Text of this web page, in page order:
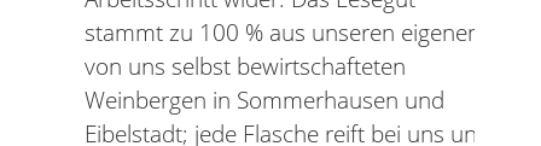
stammt zu 100 % aus unseren eigenen,
von uns selbst bewirtschafteten
Weinbergen in Sommerhausen und
Eibelstadt; jede Flasche reift bei uns und